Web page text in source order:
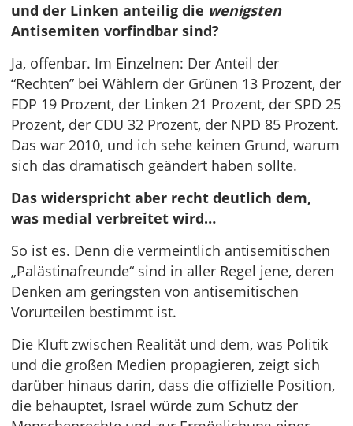
und der Linken anteilig die wenigsten
Antisemiten vorfindbar sind?
Ja, offenbar. Im Einzelnen: Der Anteil der
“Rechten” bei Wählern der Grünen 13 Prozent, der
FDP 19 Prozent, der Linken 21 Prozent, der SPD 25
Prozent, der CDU 32 Prozent, der NPD 85 Prozent.
Das war 2010, und ich sehe keinen Grund, warum
sich das dramatisch geändert haben sollte.
Das widerspricht aber recht deutlich dem,
was medial verbreitet wird…
So ist es. Denn die vermeintlich antisemitischen
„Palästinafreunde“ sind in aller Regel jene, deren
Denken am geringsten von antisemitischen
Vorurteilen bestimmt ist.
Die Kluft zwischen Realität und dem, was Politik
und die großen Medien propagieren, zeigt sich
darüber hinaus darin, dass die offizielle Position,
die behauptet, Israel würde zum Schutz der